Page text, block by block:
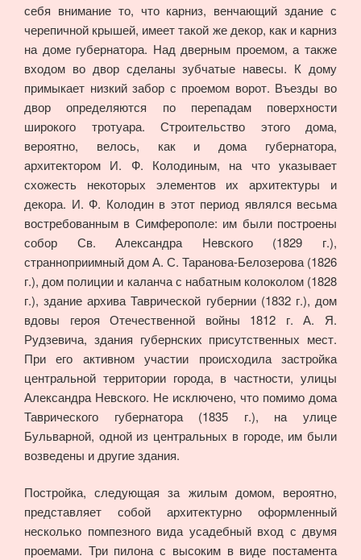
себя внимание то, что карниз, венчающий здание с
черепичной крышей, имеет такой же декор, как и карниз
на доме губернатора. Над дверным проемом, а также
входом во двор сделаны зубчатые навесы. К дому
примыкает низкий забор с проемом ворот. Въезды во
двор определяются по перепадам поверхности
широкого тротуара. Строительство этого дома,
вероятно, велось, как и дома губернатора,
архитектором И. Ф. Колодиным, на что указывает
схожесть некоторых элементов их архитектуры и
декора. И. Ф. Колодин в этот период являлся весьма
востребованным в Симферополе: им были построены
собор Св. Александра Невского (1829 г.),
странноприимный дом А. С. Таранова-Белозерова (1826
г.), дом полиции и каланча с набатным колоколом (1828
г.), здание архива Таврической губернии (1832 г.), дом
вдовы героя Отечественной войны 1812 г. А. Я.
Рудзевича, здания губернских присутственных мест.
При его активном участии происходила застройка
центральной территории города, в частности, улицы
Александра Невского. Не исключено, что помимо дома
Таврического губернатора (1835 г.), на улице
Бульварной, одной из центральных в городе, им были
возведены и другие здания.
Постройка, следующая за жилым домом, вероятно,
представляет собой архитектурно оформленный
несколько помпезного вида усадебный вход с двумя
проемами. Три пилона с высоким в виде постамента